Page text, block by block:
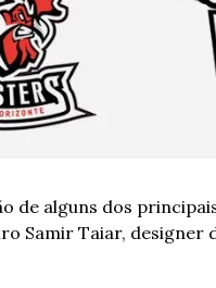
de alguns dos
Samir Taiar, designer